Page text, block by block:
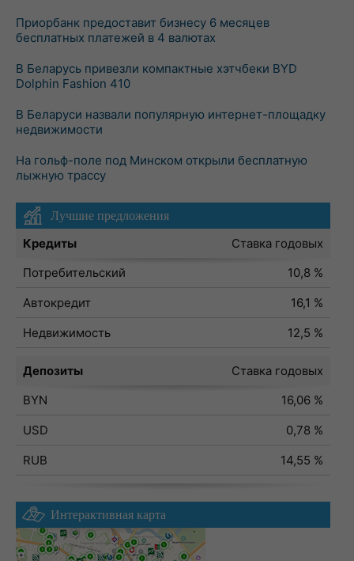
Приорбанк предоставит бизнесу 6 месяцев
бесплатных платежей в 4 валютах
В Беларусь привезли компактные хэтчбеки BYD
Dolphin Fashion 410
В Беларуси назвали популярную интернет-площадку
недвижимости
На гольф-поле под Минском открыли бесплатную
лыжную трассу
Лучшие предложения
Кредиты
Ставка годовых
Потребительский
10,8 %
Автокредит
16,1 %
Недвижимость
12,5 %
Депозиты
Ставка годовых
BYN
16,06 %
USD
0,78 %
RUB
14,55 %
Интерактивная карта